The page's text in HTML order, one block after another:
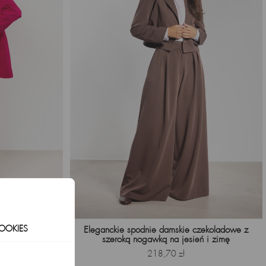
w kant
Eleganckie spodnie damskie czekoladowe z
szeroką nogawką na jesień i zimę
Cena
218,70 zł